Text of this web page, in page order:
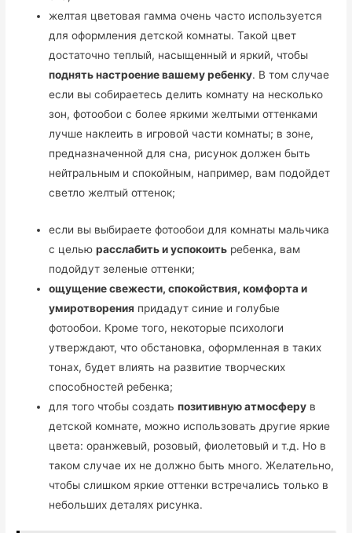
желтая цветовая гамма очень часто используется
для оформления детской комнаты. Такой цвет
достаточно теплый, насыщенный и яркий, чтобы
поднять настроение вашему ребенку. В том случае
если вы собираетесь делить комнату на несколько
зон, фотообои с более яркими желтыми оттенками
лучше наклеить в игровой части комнаты; в зоне,
предназначенной для сна, рисунок должен быть
нейтральным и спокойным, например, вам подойдет
светло желтый оттенок;
если вы выбираете фотообои для комнаты мальчика
с цельюрасслабить и успокоить ребенка, вам
подойдут зеленые оттенки;
ощущение свежести, спокойствия, комфорта и
умиротворения придадут синие и голубые
фотообои. Кроме того, некоторые психологи
утверждают, что обстановка, оформленная в таких
тонах, будет влиять на развитие творческих
способностей ребенка;
для того чтобы создатьпозитивную атмосферу в
детской комнате, можно использовать другие яркие
цвета: оранжевый, розовый, фиолетовый и т.д. Но в
таком случае их не должно быть много. Желательно,
чтобы слишком яркие оттенки встречались только в
небольших деталях рисунка.